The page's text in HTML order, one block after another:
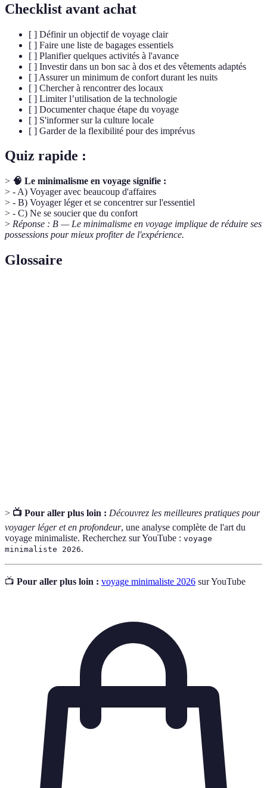
Checklist avant achat
[ ] Définir un objectif de voyage clair
[ ] Faire une liste de bagages essentiels
[ ] Planifier quelques activités à l'avance
[ ] Investir dans un bon sac à dos et des vêtements adaptés
[ ] Assurer un minimum de confort durant les nuits
[ ] Chercher à rencontrer des locaux
[ ] Limiter l’utilisation de la technologie
[ ] Documenter chaque étape du voyage
[ ] S'informer sur la culture locale
[ ] Garder de la flexibilité pour des imprévus
Quiz rapide :
> 🧠 Le minimalisme en voyage signifie :
> - A) Voyager avec beaucoup d'affaires
> - B) Voyager léger et se concentrer sur l'essentiel
> - C) Ne se soucier que du confort
> Réponse : B — Le minimalisme en voyage implique de réduire ses
possessions pour mieux profiter de l'expérience.
Glossaire
> 📺 Pour aller plus loin : Découvrez les meilleures pratiques pour
voyager léger et en profondeur, une analyse complète de l'art du
voyage minimaliste. Recherchez sur YouTube : voyage
minimaliste 2026.
📺 Pour aller plus loin : voyage minimaliste 2026 sur YouTube